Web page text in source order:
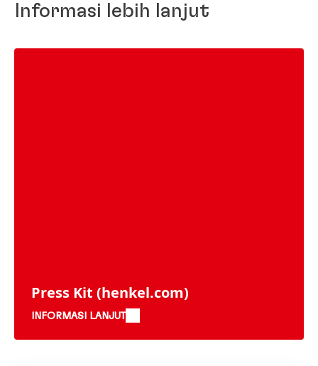
Informasi lebih lanjut
Press Kit (henkel.com)
INFORMASI LANJUT